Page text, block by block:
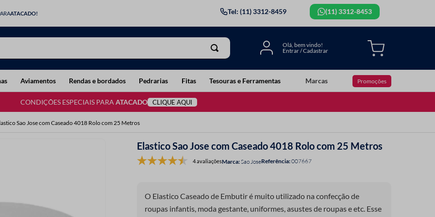
ATACADO! Tel: (11) 3312-8459 (11) 3312-8453
Aviamentos Rendas e bordados Pedrarias Fitas Tesouras e Ferramentas Marcas Promoções
CONDIÇÕES ESPECIAIS PARA ATACADO CLIQUE AQUI
Sao Jose com Caseado 4018 Rolo com 25 Metros
Elastico Sao Jose com Caseado 4018 Rolo com 25 Metros
4 avaliações Sao JoseReferência:007667
O Elastico Caseado de Embutir é muito utilizado na confecção de
roupas infantis, moda gestante, uniformes, asustes de roupas e etc. Esse